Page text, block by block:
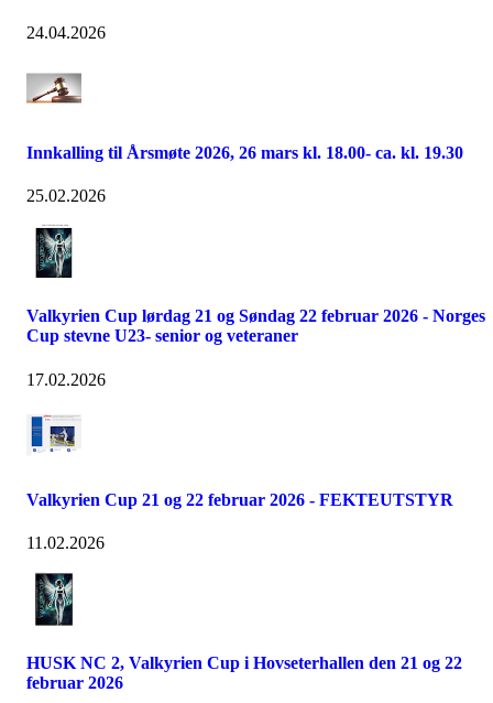
24.04.2026
Innkalling til Årsmøte 2026, 26 mars kl. 18.00- ca. kl. 19.30
25.02.2026
Valkyrien Cup lørdag 21 og Søndag 22 februar 2026 - Norges
Cup stevne U23- senior og veteraner
17.02.2026
Valkyrien Cup 21 og 22 februar 2026 - FEKTEUTSTYR
11.02.2026
HUSK NC 2, Valkyrien Cup i Hovseterhallen den 21 og 22
februar 2026